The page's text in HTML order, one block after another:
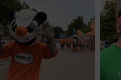
Daten aus